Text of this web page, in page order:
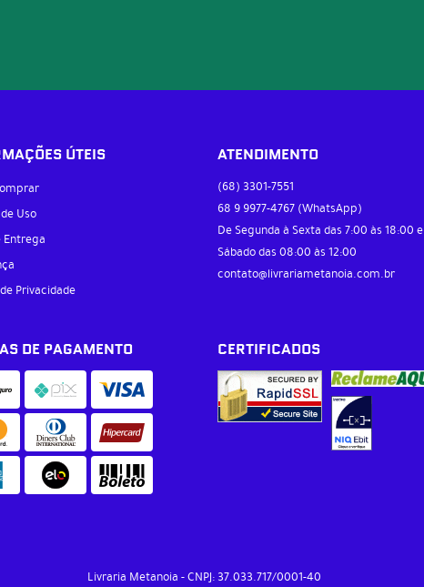
ÚTEIS
Uso
Entrega
Privacidade
ATENDIMENTO
(68) 3301-7551
68 9 9977-4767 (WhatsApp)
De Segunda à Sexta das 7:00 às 18:00 e
Sábado das 08:00 às 12:00
contato@livrariametanoia.com.br
DE PAGAMENTO CERTIFICADOS
Livraria Metanoia CNPJ: 37.033.717/0001-40